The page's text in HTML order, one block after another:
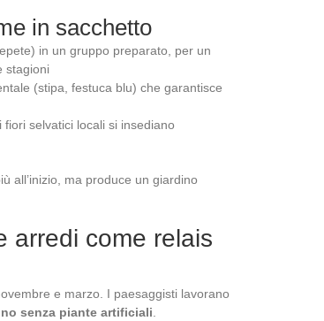
in sacchetto
in un gruppo preparato, per un
stagioni
(stipa, festuca blu) che garantisce
selvatici locali si insediano
all’inizio, ma produce un giardino
arredi come relais
e marzo. I paesaggisti lavorano
senza piante artificiali.